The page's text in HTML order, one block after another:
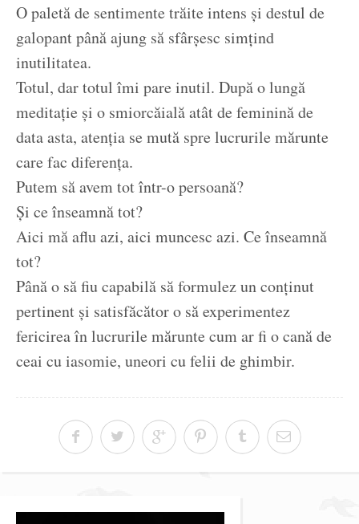
O paletă de sentimente trăite intens și destul de
galopant până ajung să sfârșesc simțind
inutilitatea.
Totul, dar totul îmi pare inutil. După o lungă
meditație și o smiorcăială atât de feminină de
data asta, atenția se mută spre lucrurile mărunte
care fac diferența.
Putem să avem tot într-o persoană?
Și ce înseamnă tot?
Aici mă aflu azi, aici muncesc azi. Ce înseamnă
tot?
Până o să fiu capabilă să formulez un conținut
pertinent și satisfăcător o să experimentez
fericirea în lucrurile mărunte cum ar fi o cană de
ceai cu iasomie, uneori cu felii de ghimbir.